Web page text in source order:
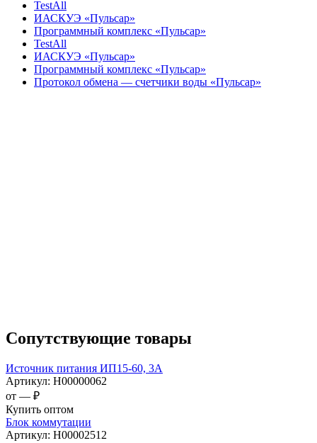
TestAll
ИАСКУЭ «Пульсар»
Программный комплекс «Пульсар»
TestAll
ИАСКУЭ «Пульсар»
Программный комплекс «Пульсар»
Протокол обмена — счетчики воды «Пульсар»
Сопутствующие товары
Источник питания ИП15-60, 3А
Артикул: Н00000062
от — ₽
Купить оптом
Блок коммутации
Артикул: Н00002512